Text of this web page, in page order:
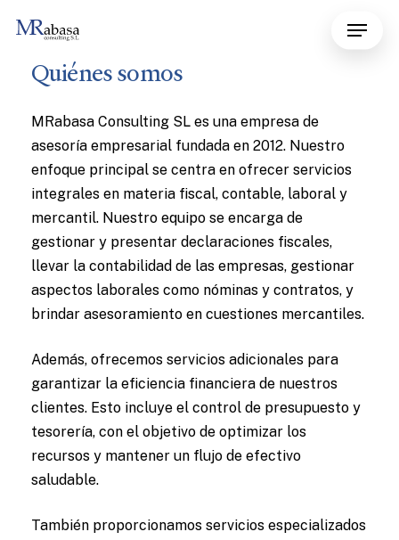
content
Menu
Quiénessomos
MRabasa Consulting SL es una empresa de
asesoría empresarial fundada en 2012. Nuestro
enfoque principal se centra en ofrecer servicios
integrales en materia fiscal, contable, laboral y
mercantil. Nuestro equipo se encarga de
gestionar y presentar declaraciones fiscales,
llevar la contabilidad de las empresas, gestionar
aspectos laborales como nóminas y contratos, y
brindar asesoramiento en cuestiones mercantiles.
Además, ofrecemos servicios adicionales para
garantizar la eficiencia financiera de nuestros
clientes. Esto incluye el control de presupuesto y
tesorería, con el objetivo de optimizar los
recursos y mantener un flujo de efectivo
saludable.
También proporcionamos servicios especializados